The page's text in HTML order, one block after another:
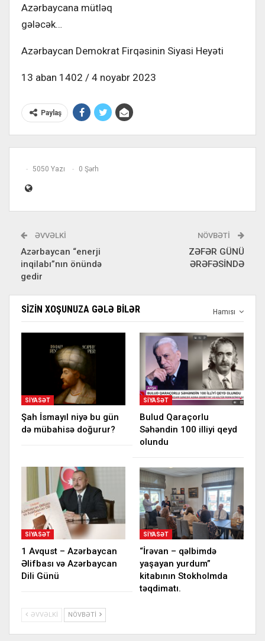
Azərbaycana mütləq
gələcək…
Azərbaycan Demokrat Firqəsinin Siyasi Heyəti
13 aban 1402 / 4 noyabr 2023
Paylaş
5050 Yazı 0 Şərh
ƏVVƏLKI
Azərbaycan “enerji
inqilabı”nın önündə
gedir
NÖVBƏTI
ZƏFƏR GÜNÜ
ƏRƏFƏSİNDƏ
Hamısı
SIZIN XOŞUNUZA GƏLƏ BILƏR
SIYASƏT
Şah İsmayıl niyə bu gün
də mübahisə doğurur?
SIYASƏT
Bulud Qaraçorlu
Səhəndin 100 illiyi qeyd
olundu
SIYASƏT
1 Avqust – Azərbaycan
Əlifbası və Azərbaycan
Dili Günü
SIYASƏT
“İrəvan – qəlbimdə
yaşayan yurdum”
kitabının Stokholmda
təqdimatı.
ƏVVƏLKI NÖVBƏTI